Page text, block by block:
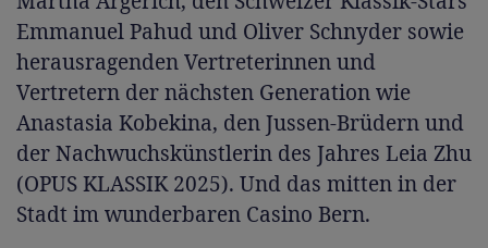
Emmanuel Pahud und Oliver Schnyder sowie
herausragenden Vertreterinnen und
Vertretern der nächsten Generation wie
Anastasia Kobekina, den Jussen-Brüdern und
der Nachwuchskünstlerin des Jahres Leia Zhu
(OPUS KLASSIK 2025). Und das mitten in der
Stadt im wunderbaren Casino Bern.